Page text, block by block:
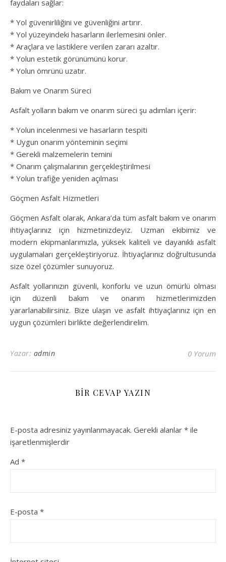
faydaları sağlar:
* Yol güvenirliliğini ve güvenliğini artırır.
* Yol yüzeyindeki hasarların ilerlemesini önler.
* Araçlara ve lastiklere verilen zararı azaltır.
* Yolun estetik görünümünü korur.
* Yolun ömrünü uzatır.
Bakım ve Onarım Süreci
Asfalt yolların bakım ve onarım süreci şu adımları içerir:
* Yolun incelenmesi ve hasarların tespiti
* Uygun onarım yönteminin seçimi
* Gerekli malzemelerin temini
* Onarım çalışmalarının gerçekleştirilmesi
* Yolun trafiğe yeniden açılması
Göçmen Asfalt Hizmetleri
Göçmen Asfalt olarak, Ankara’da tüm asfalt bakım ve onarım
ihtiyaçlarınız için hizmetinizdeyiz. Uzman ekibimiz ve
modern ekipmanlarımızla, yüksek kaliteli ve dayanıklı asfalt
uygulamaları gerçekleştiriyoruz. İhtiyaçlarınız doğrultusunda
size özel çözümler sunuyoruz.
Asfalt yollarınızın güvenli, konforlu ve uzun ömürlü olması
için düzenli bakım ve onarım hizmetlerimizden
yararlanabilirsiniz. Bize ulaşın ve asfalt ihtiyaçlarınız için en
uygun çözümleri birlikte değerlendirelim.
Yazar: admin 0 Yorum
BIR CEVAP YAZIN
E-posta adresiniz yayınlanmayacak. Gerekli alanlar * ile
işaretlenmişlerdir
Ad *
E-posta *